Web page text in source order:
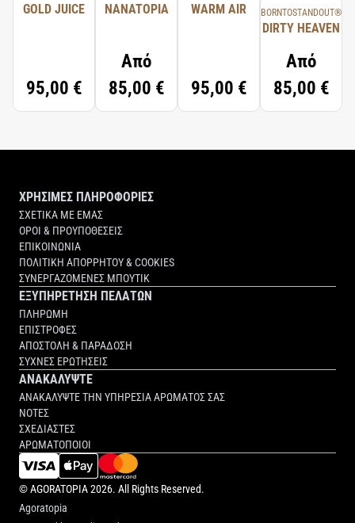
GOLD JUICE
95,00 €
NANATOPIA
Από
85,00 €
WARM AIR
95,00 €
BORNTOSTANDOUT®
DIRTY HEAVEN
Από
85,00 €
ΧΡΗΣΙΜΕΣ ΠΛΗΡΟΦΟΡΙΕΣ
ΣΧΕΤΙΚΑ ΜΕ ΕΜΑΣ
ΟΡΟΙ & ΠΡΟΥΠΟΘΕΣΕΙΣ
ΕΠΙΚΟΙΝΩΝΙΑ
ΠΟΛΙΤΙΚΗ ΑΠΟΡΡΗΤΟΥ & COOKIES
ΣΥΝΕΡΓΑΖΟΜΕΝΕΣ ΜΠΟΥΤΙΚ
ΕΞΥΠΗΡΕΤΗΣΗ ΠΕΛΑΤΩΝ
ΠΛΗΡΩΜΗ
ΕΠΙΣΤΡΟΦΕΣ
ΑΠΟΣΤΟΛΗ & ΠΑΡΑΔΟΣΗ
ΣΥΧΝΕΣ ΕΡΩΤΗΣΕΙΣ
ΑΝΑΚΑΛΥΨΤΕ
ΑΝΑΚΑΛΥΨΤΕ ΤΗΝ ΥΠΗΡΕΣΙΑ ΑΡΩΜΑΤΟΣ ΣΑΣ
ΝΟΤΕΣ
ΣΧΕΔΙΑΣΤΕΣ
ΑΡΩΜΑΤΟΠΟΙΟΙ
©AGORATOPIA2026. All Rights Reserved.
Agoratopia